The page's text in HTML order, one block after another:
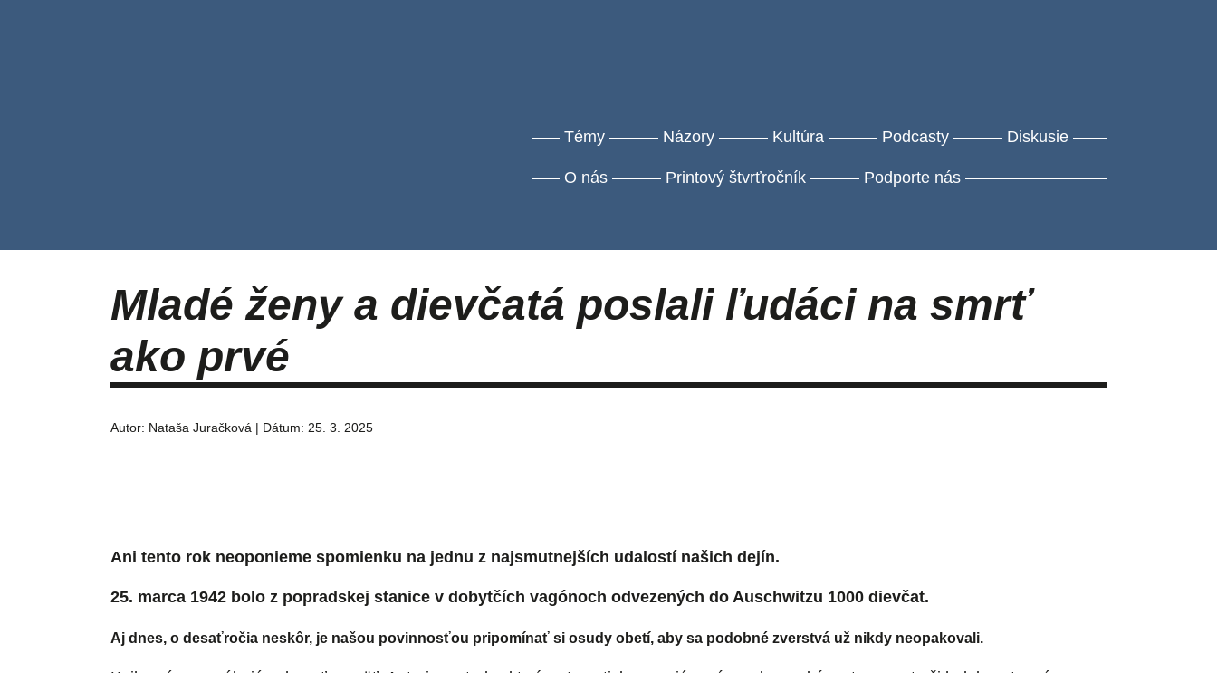
Témy Názory Kultúra Podcasty Diskusie
O nás Printový štvrťročník Podporte nás
Mladé ženy a dievčatá poslali ľudáci na smrť
ako prvé
Autor: Nataša Juračková | Dátum: 25. 3. 2025
Ani tento rok neoponieme spomienku na jednu z najsmutnejších udalostí našich dejín.
25. marca 1942 bolo z popradskej stanice v dobytčích vagónoch odvezených do Auschwitzu 1000 dievčat.
Aj dnes, o desaťročia neskôr, je našou povinnosťou pripomínať si osudy obetí, aby sa podobné zverstvá už nikdy neopakovali.